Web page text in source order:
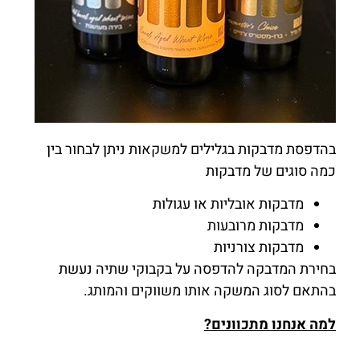
בהדפסת מדבקות בגלילים למשקאות ניתן לבחור בין
כמה סוגים של מדבקות
מדבקות אובליות או עגולות
מדבקות מרובעות
מדבקות צורניות
בחירת המדבקה להדפסה על בקבוקי שתיה נעשת
בהתאם לסוג המשקה אותו משווקים והמותג.
למה אנחנו מתכוונים?